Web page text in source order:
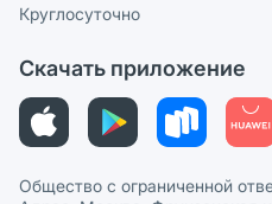
Политика рекомендаций
Этика и соответствие
Политика в отношении
Круглосуточно
Скачать приложение
Общество с ограниченной